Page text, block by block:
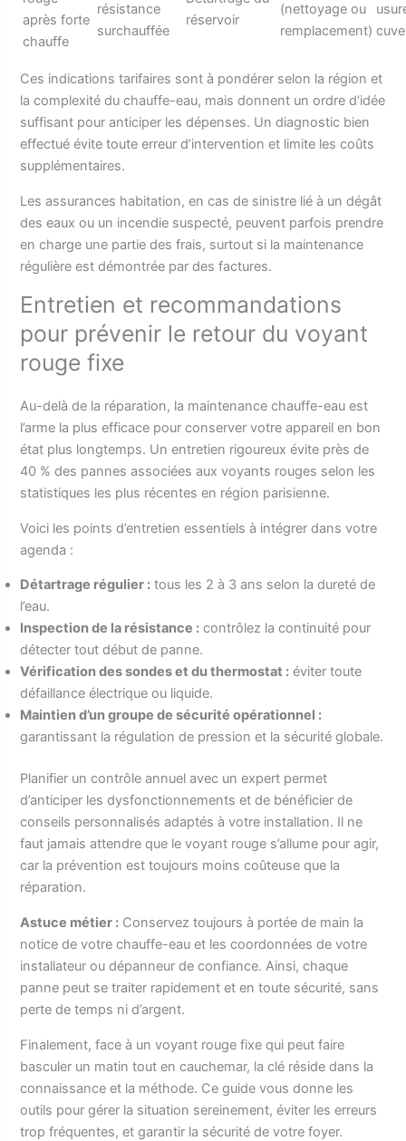
après forte
chauffe
résistance
surchauffée
réservoir
(nettoyage ou
remplacement) cuve
Ces indications tarifaires sont à pondérer selon la région et
la complexité du chauffe-eau, mais donnent un ordre d’idée
suffisant pour anticiper les dépenses. Un diagnostic bien
effectué évite toute erreur d’intervention et limite les coûts
supplémentaires.
Les assurances habitation, en cas de sinistre lié à un dégât
des eaux ou un incendie suspecté, peuvent parfois prendre
en charge une partie des frais, surtout si la maintenance
régulière est démontrée par des factures.
Entretien et recommandations
pour prévenir le retour du voyant
rouge fixe
Au-delà de la réparation, la maintenance chauffe-eau est
l’arme la plus efficace pour conserver votre appareil en bon
état plus longtemps. Un entretien rigoureux évite près de
40 % des pannes associées aux voyants rouges selon les
statistiques les plus récentes en région parisienne.
Voici les points d’entretien essentiels à intégrer dans votre
agenda :
Détartrage régulier : tous les 2 à 3 ans selon la dureté de
l’eau.
Inspection de la résistance : contrôlez la continuité pour
détecter tout début de panne.
Vérification des sondes et du thermostat : éviter toute
défaillance électrique ou liquide.
Maintien d’un groupe de sécurité opérationnel :
garantissant la régulation de pression et la sécurité globale.
Planifier un contrôle annuel avec un expert permet
d’anticiper les dysfonctionnements et de bénéficier de
conseils personnalisés adaptés à votre installation. Il ne
faut jamais attendre que le voyant rouge s’allume pour agir,
car la prévention est toujours moins coûteuse que la
réparation.
Astuce métier : Conservez toujours à portée de main la
notice de votre chauffe-eau et les coordonnées de votre
installateur ou dépanneur de confiance. Ainsi, chaque
panne peut se traiter rapidement et en toute sécurité, sans
perte de temps ni d’argent.
Finalement, face à un voyant rouge fixe qui peut faire
basculer un matin tout en cauchemar, la clé réside dans la
connaissance et la méthode. Ce guide vous donne les
outils pour gérer la situation sereinement, éviter les erreurs
trop fréquentes, et garantir la sécurité de votre foyer.